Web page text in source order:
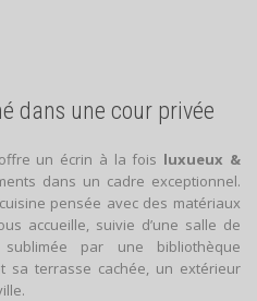
dans une cour privée
offre un écrin à la fois luxueux &
dans un cadre exceptionnel.
pensée avec des matériaux
accueille, suivie d’une salle de
par une bibliothèque
sa terrasse cachée, un extérieur